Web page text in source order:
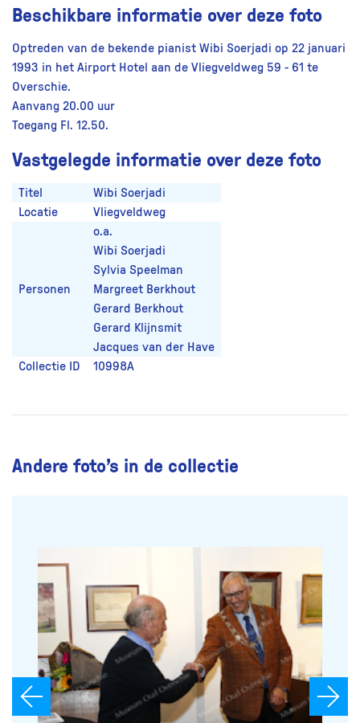
Beschikbare informatie over deze foto
Optreden van de bekende pianist Wibi Soerjadi op 22 januari
1993 in het Airport Hotel aan de Vliegveldweg 59 - 61 te
Overschie.
Aanvang 20.00 uur
Toegang Fl. 12.50.
Vastgelegde informatie over deze foto
Titel
Wibi Soerjadi
Locatie
Vliegveldweg
Personen
o.a.
Wibi Soerjadi
Sylvia Speelman
Margreet Berkhout
Gerard Berkhout
Gerard Klijnsmit
Jacques van der Have
Collectie ID
10998A
Andere foto’s in de collectie